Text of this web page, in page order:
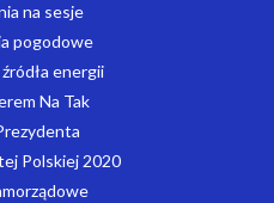
na sesje
pogodowe
energii
Na Tak
Polskiej 2020